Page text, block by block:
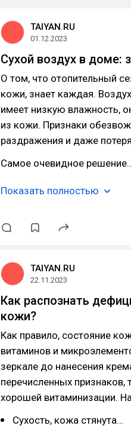
TAIYAN.RU
01.12.2023
Сухой воздух в доме:
О том, что отопительный
кожи, знает каждая.
имеет низкую влажность,
из кожи. Признаки
раздражения и даже
Самое очевидное
Показать полностью
TAIYAN.RU
22.11.2023
Как распознать
кожи?
Как правило, состояние
витаминов и
зеркале до нанесения
перечисленных
хорошей витаминизации.
Сухость, кожа стянута…